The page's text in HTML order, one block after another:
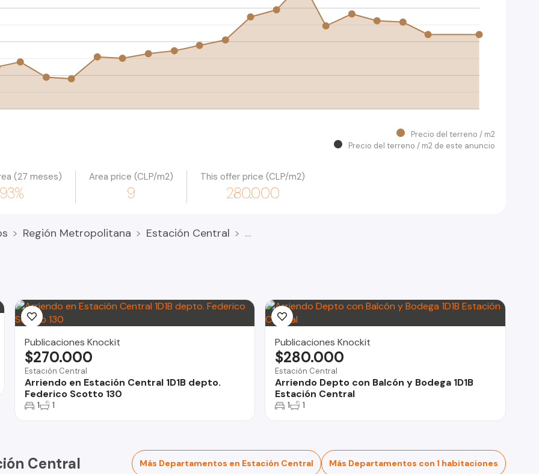
Precio del terreno / m2
Precio del terreno / m2 de este anuncio
(27 meses) Area price (CLP/m2)
9
This offer price (CLP/m2)
280.000
Región Metropolitana Estación Central
Publicaciones Knockit
Estación Central
Arriendo en Estación Central 1D1B depto.
Federico Scotto 130
$270.000
1 1
Publicaciones Knockit
Estación Central
Arriendo Depto con Balcón y Bodega 1D1B
Estación Central
$280.000
1 1
Central Más Departamentos en Estación Central Más Departamentos con 1 habitaciones